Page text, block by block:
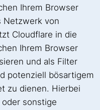
Ihrem Browser
Netzwerk von
Cloudflare in die
Ihrem Browser
und als Filter
potenziell bösartigem
zu dienen. Hierbei
sonstige